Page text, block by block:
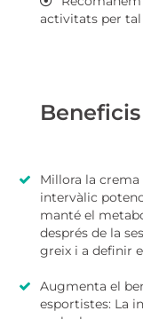
activitats per tal
Millora la crema
intervàlic
manté el
després de la
greix i a definir
Augmenta el
esportistes: La